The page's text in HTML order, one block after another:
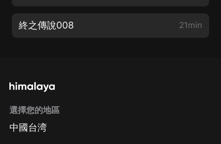
終之傳說008 21min
選擇您的地區
中國台湾